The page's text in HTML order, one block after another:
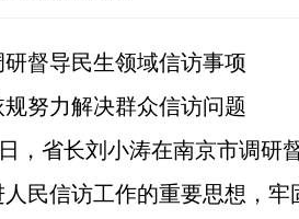
督导民生领域信访事项
努力解决群众信访问题
，省长刘小涛在南京市调研
民信访工作的重要思想，